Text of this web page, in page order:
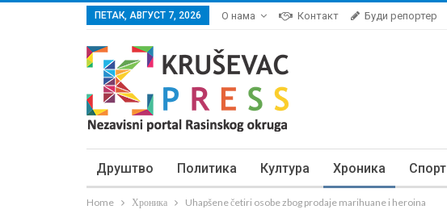
ПЕТАК, АВГУСТ 7, 2026 О нама Контакт Буди репортер
Друштво Политика Култура Хроника Спорт
Home Хроника Uhapšene četiri osobe zbog prodaje marihuane i heroina